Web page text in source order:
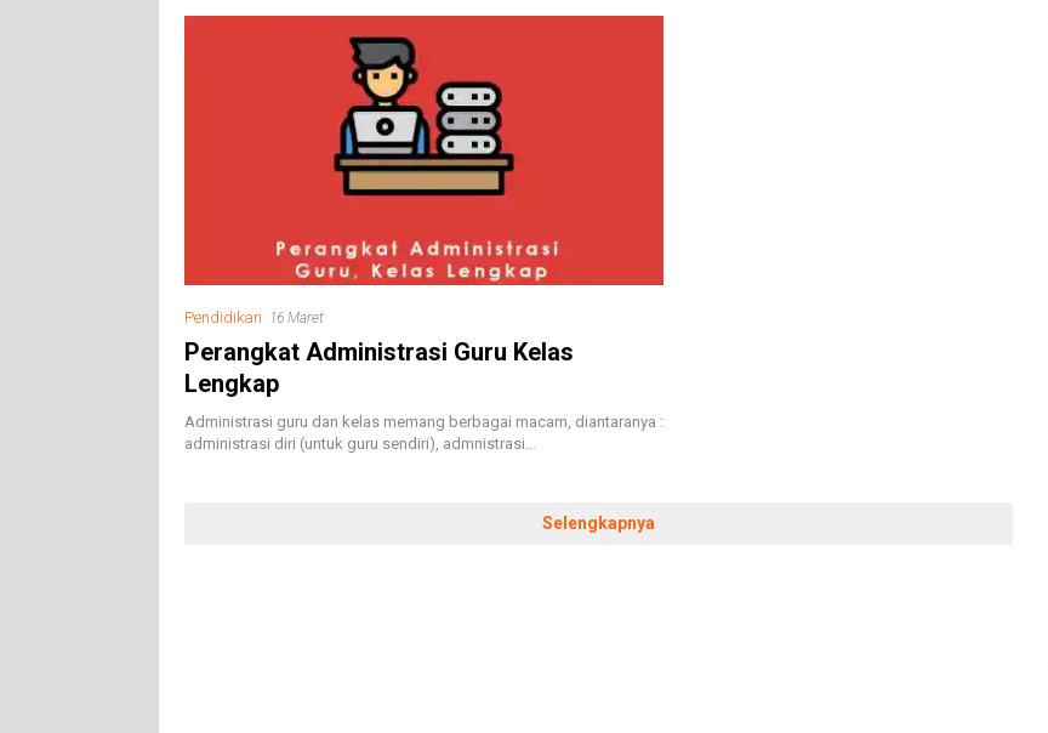
Pendidikan 16 Maret
Perangkat Administrasi Guru Kelas
Lengkap
Administrasi guru dan kelas memang berbagai macam, diantaranya :
administrasi diri (untuk guru sendiri), admnistrasi…
Selengkapnya